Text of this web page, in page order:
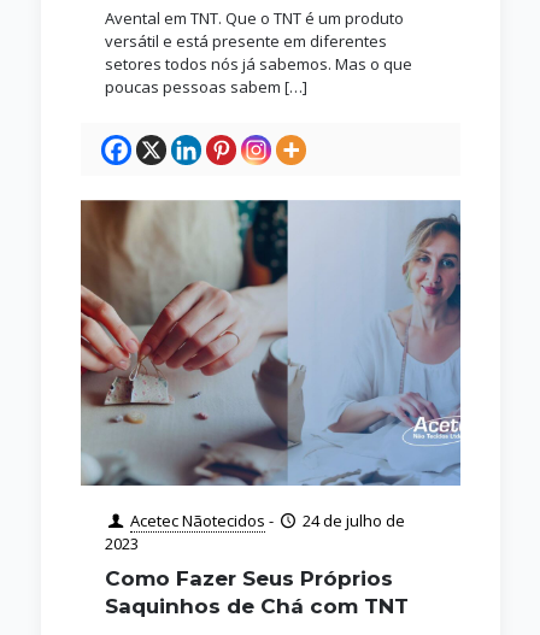
Avental em TNT. Que o TNT é um produto
versátil e está presente em diferentes
setores todos nós já sabemos. Mas o que
poucas pessoas sabem […]
Acetec Nãotecidos -
24 de julho de
2023
Como Fazer Seus Próprios
Saquinhos de Chá com TNT